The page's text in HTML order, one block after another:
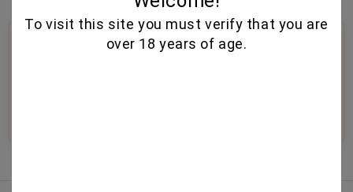
🥃
To visit this site you must verify that you are
over 18 years of age.